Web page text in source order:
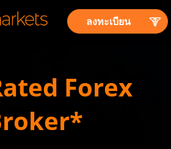
ลงทะเบียน
Forex